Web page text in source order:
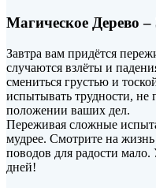
Магическое Дерево –
Завтра вам придётся
случаются взлёты и
смениться грустью и
испытывать трудности, не
положении ваших дел.
Переживая сложные
мудрее. Смотрите на
поводов для радости
дней!